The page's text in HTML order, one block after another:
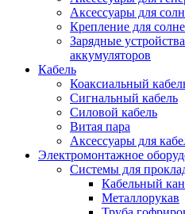
Аксессуары для
Крепление для
Зарядные
аккумуляторов
Кабель
Коаксиальный
Сигнальный кабель
Силовой кабель
Витая пара
Аксессуары для
Электромонтажное
Системы для
Кабельный
Металлорукав